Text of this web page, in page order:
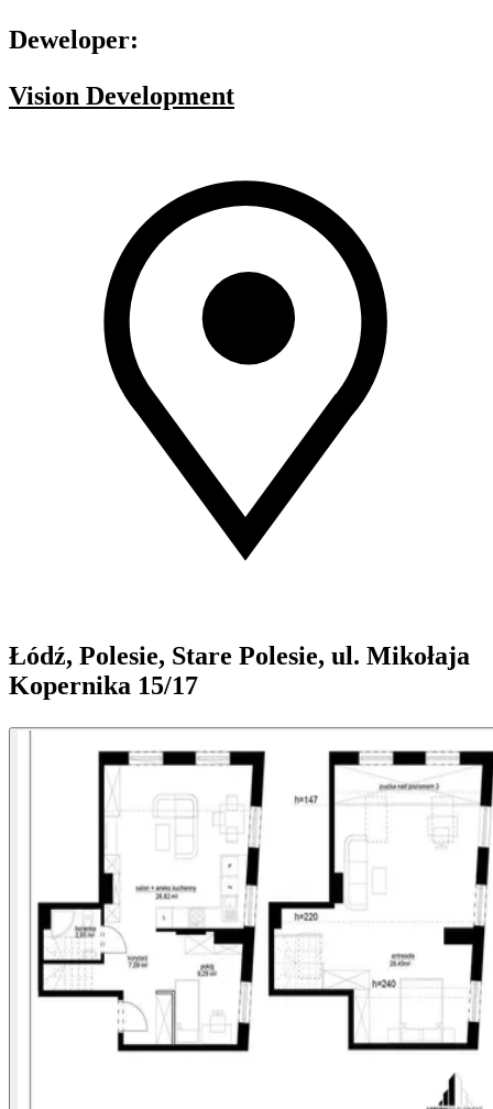
Deweloper:
Vision Development
Łódź, Polesie, Stare Polesie, ul. Mikołaja
Kopernika 15/17